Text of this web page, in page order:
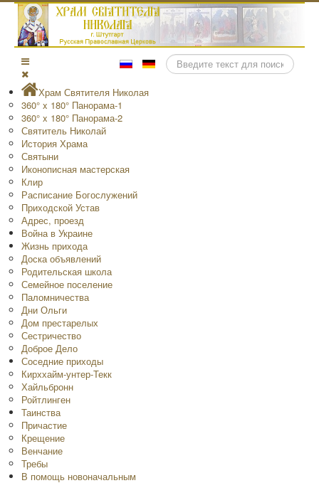
Поиск
Храм Святителя Николая
360° x 180° Панорама-1
360° x 180° Панорама-2
Святитель Николай
История Храма
Святыни
Иконописная мастерская
Клир
Расписание Богослужений
Приходской Устав
Адрес, проезд
Война в Украине
Жизнь прихода
Доска объявлений
Родительская школа
Семейное поселение
Паломничества
Дни Ольги
Дом престарелых
Сестричество
Доброе Дело
Соседние приходы
Кирххайм-унтер-Текк
Хайльбронн
Ройтлинген
Таинства
Причастие
Крещение
Венчание
Требы
В помощь новоначальным